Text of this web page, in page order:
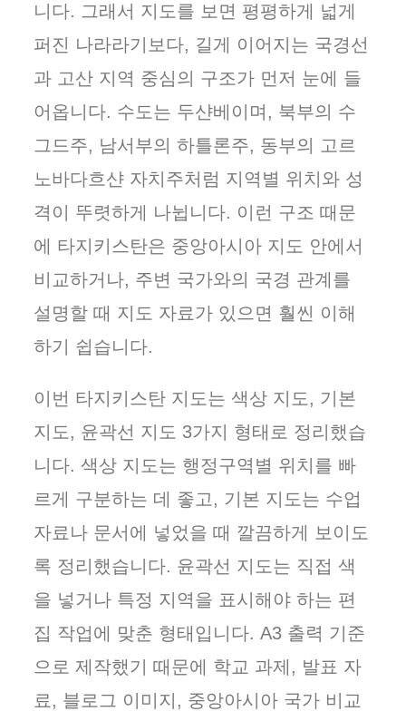
니다. 그래서 지도를 보면 평평하게 넓게
퍼진 나라라기보다, 길게 이어지는 국경선
과 고산 지역 중심의 구조가 먼저 눈에 들
어옵니다. 수도는 두샨베이며, 북부의 수
그드주, 남서부의 하틀론주, 동부의 고르
노바다흐샨 자치주처럼 지역별 위치와 성
격이 뚜렷하게 나뉩니다. 이런 구조 때문
에 타지키스탄은 중앙아시아 지도 안에서
비교하거나, 주변 국가와의 국경 관계를
설명할 때 지도 자료가 있으면 훨씬 이해
하기 쉽습니다.
이번 타지키스탄 지도는 색상 지도, 기본
지도, 윤곽선 지도 3가지 형태로 정리했습
니다. 색상 지도는 행정구역별 위치를 빠
르게 구분하는 데 좋고, 기본 지도는 수업
자료나 문서에 넣었을 때 깔끔하게 보이도
록 정리했습니다. 윤곽선 지도는 직접 색
을 넣거나 특정 지역을 표시해야 하는 편
집 작업에 맞춘 형태입니다. A3 출력 기준
으로 제작했기 때문에 학교 과제, 발표 자
료, 블로그 이미지, 중앙아시아 국가 비교